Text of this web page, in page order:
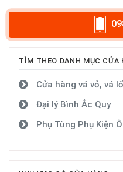
TÌM THEO DANH MỤC CỬA
Cửa hàng vá vỏ, vá
Đại lý Bình Ắc Quy
Phụ Tùng Phụ Kiện